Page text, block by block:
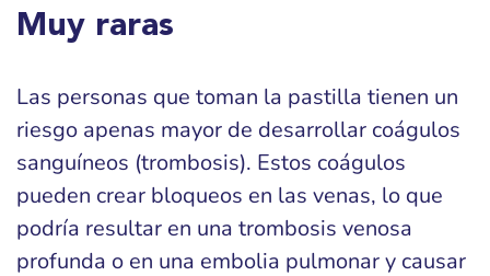
Muy raras
Las personas que toman la pastilla tienen un
riesgo apenas mayor de desarrollar coágulos
sanguíneos (trombosis). Estos coágulos
pueden crear bloqueos en las venas, lo que
podría resultar en una trombosis venosa
profunda o en una embolia pulmonar y causar